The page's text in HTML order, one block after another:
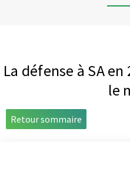
La défense à SA
le
Retour sommaire